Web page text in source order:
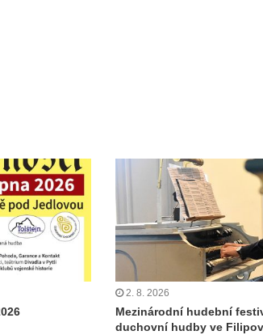
2. 8. 2026
Mezinárodní hudební
duchovní hudby ve